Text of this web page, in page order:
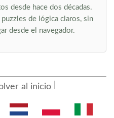
desde hace dos décadas.
de lógica claros, sin
desde el navegador.
al inicio